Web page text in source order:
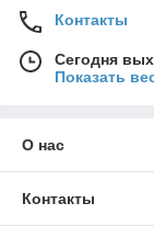
Контакты
Сегодня
Показать
О нас
Контакты